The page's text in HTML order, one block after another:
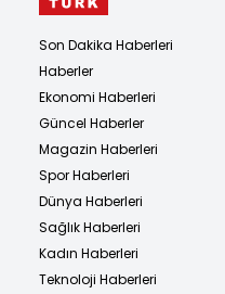
Son Dakika Haberleri
Haberler
Ekonomi Haberleri
Güncel Haberler
Magazin Haberleri
Spor Haberleri
Dünya Haberleri
Sağlık Haberleri
Kadın Haberleri
Teknoloji Haberleri